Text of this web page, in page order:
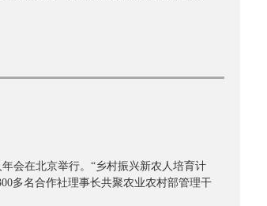
会在北京举行。“乡村振兴新农人培育计
多名合作社理事长共聚农业农村部管理干